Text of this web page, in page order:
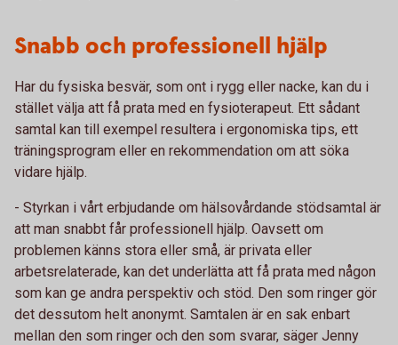
Snabb och professionell hjälp
Har du fysiska besvär, som ont i rygg eller nacke, kan du i
stället välja att få prata med en fysioterapeut. Ett sådant
samtal kan till exempel resultera i ergonomiska tips, ett
träningsprogram eller en rekommendation om att söka
vidare hjälp.
- Styrkan i vårt erbjudande om hälsovårdande stödsamtal är
att man snabbt får professionell hjälp. Oavsett om
problemen känns stora eller små, är privata eller
arbetsrelaterade, kan det underlätta att få prata med någon
som kan ge andra perspektiv och stöd. Den som ringer gör
det dessutom helt anonymt. Samtalen är en sak enbart
mellan den som ringer och den som svarar, säger Jenny